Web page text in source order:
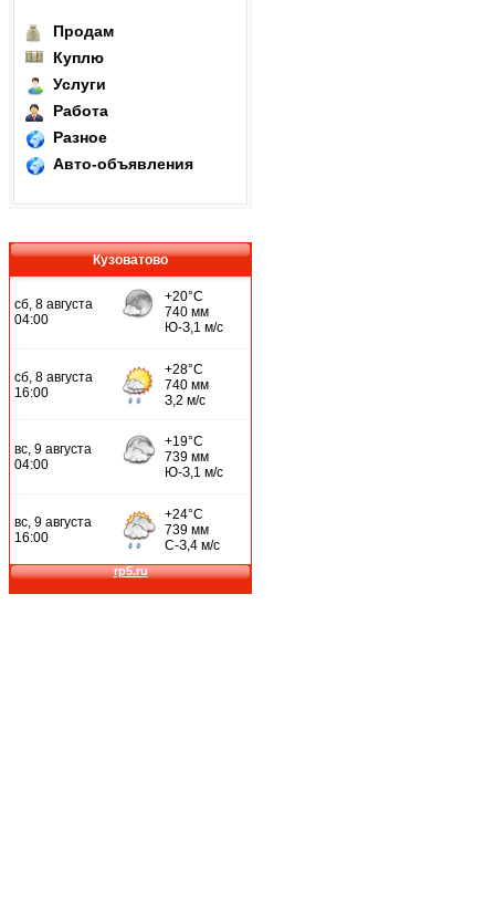
Продам
Куплю
Услуги
Работа
Разное
Авто-объявления
Кузоватово